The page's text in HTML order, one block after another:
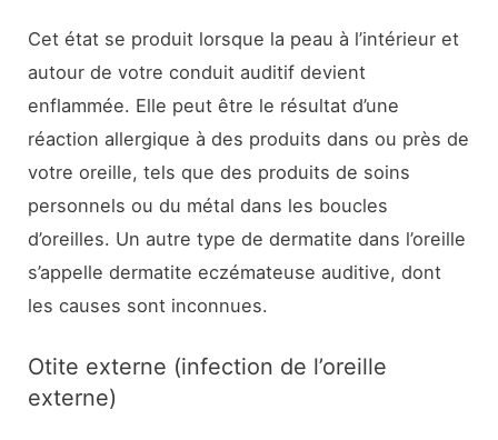
Cet état se produit lorsque la peau à l’intérieur et
autour de votre conduit auditif devient
enflammée. Elle peut être le résultat d’une
réaction allergique à des produits dans ou près de
votre oreille, tels que des produits de soins
personnels ou du métal dans les boucles
d’oreilles. Un autre type de dermatite dans l’oreille
s’appelle dermatite eczémateuse auditive, dont
les causes sont inconnues.
Otite externe (infection de l’oreille
externe)